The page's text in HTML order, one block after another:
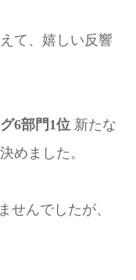
て、嬉しい反響
6部門1位 新たな
めました。
せんでしたが、